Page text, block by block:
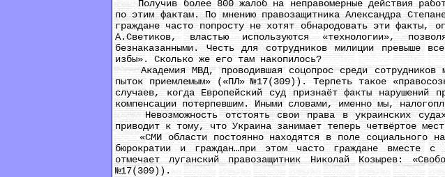
Получив более 800 жалоб на неправомерные действия
по этим фактам. По мнению правозащитника Александра
граждане часто попросту не хотят обнародовать эти факты,
А.Светиков, властью используются «технологии»,
безнаказанными. Честь для сотрудников милиции превыше
избы». Сколько же его там накопилось?
Академия МВД, проводившая соцопрос среди сотрудников
пыток приемлемым» («ПЛ» №17(309)). Терпеть такое
случаев, когда Европейский суд признаёт факты нарушений
компенсации потерпевшим. Иными словами, именно мы,
Невозможность отстоять свои права в украинских судах,
приводит к тому, что Украина занимает теперь четвёртое
«СМИ области постоянно находятся в поле социального
бюрократии и граждан…при этом часто граждане вместе с
отмечает луганский правозащитник Николай Козырев:
№17(309)).